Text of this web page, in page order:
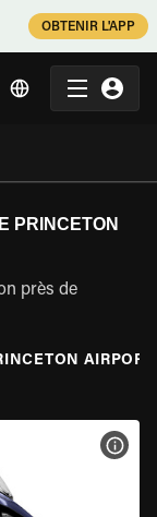
OBTENIR L'APP
PRINCETON
près de